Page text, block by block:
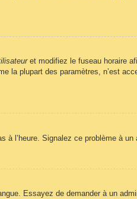
et modifiez le fuseau horaire
la plupart des paramètres, n’est
l’heure. Signalez ce problème à un
Essayez de demander à un